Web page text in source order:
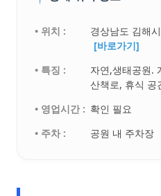
• 위치 :
경상남도 김해
[바로가기]
• 특징 :
자연,생태공원.
산책로, 휴식 공
• 영업시간 : 확인 필요
• 주차 :
공원 내 주차장